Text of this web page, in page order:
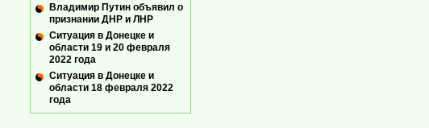
Владимир Путин объявил о
признании ДНР и ЛНР
Ситуация в Донецке и
области 19 и 20 февраля
2022 года
Ситуация в Донецке и
области 18 февраля 2022
года